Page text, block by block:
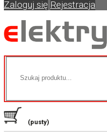
Zaloguj się Rejestracja
(pusty)